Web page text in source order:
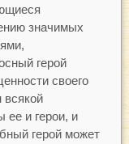
значимых
герой
своего
всякой
ее и герои, и
герой может